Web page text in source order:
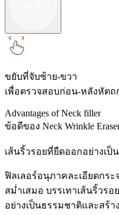
ขยับที่จับซ้าย-ขวา
เพื่อตรวจสอบก่อน-หลังหัตถ
Advantages of Neck filler
ข้อดีของ Neck Wrinkle
เส้นริ้วรอยที่ยืดออกอย่างเป็
ฟิลเลอร์อนุภาคละเอียดกร
สม่ำเสมอ บรรเทาเส้นริ้วรอย
อย่างเป็นธรรมชาติและสร้า